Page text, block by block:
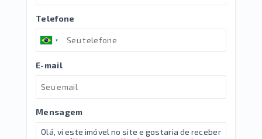
Telefone
E-mail
Mensagem